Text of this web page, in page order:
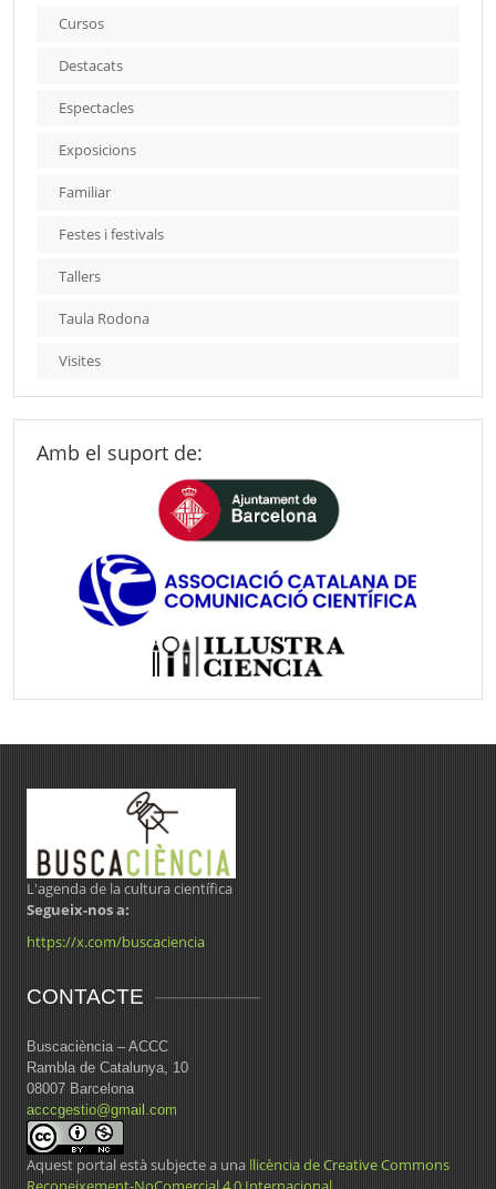
Cursos
Destacats
Espectacles
Exposicions
Familiar
Festes i festivals
Tallers
Taula Rodona
Visites
Amb el suport de:
L'agenda de la cultura científica
Segueix-nos a:
https://x.com/buscaciencia
CONTACTE
Buscaciència – ACCC
Rambla de Catalunya, 10
08007 Barcelona
acccgestio@gmail.com
Aquest portal està subjecte a una llicència de Creative Commons